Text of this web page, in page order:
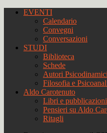
EVENTI
Calendario
Convegni
Conversazioni
STUDI
Biblioteca
Schede
Autori
Filosofia e
Aldo Carotenuto
Libri e
Pensieri su Aldo
Ritagli